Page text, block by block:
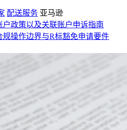
配送服务 亚马逊
户政策以及关联账户申诉指南
规操作边界与R标豁免申请要件